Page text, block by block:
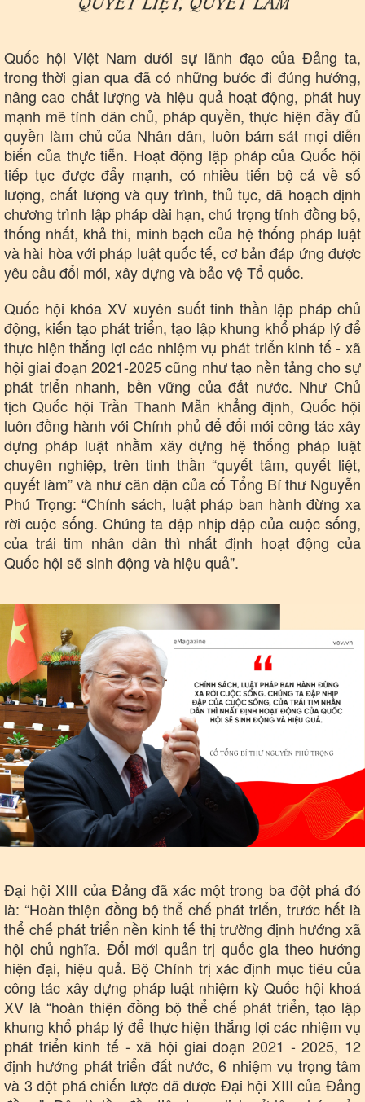
Kinh tế
Bất động sản
Khởi nghiệp
Thị trường
Giá vàng
Tiêu dùng
Tỷ giá
Chứng khoán
Giá cà phê
Quốc hội Việt Nam dưới sự lãnh đạo của Đảng ta,
trong thời gian qua đã có những bước đi đúng hướng,
nâng cao chất lượng và hiệu quả hoạt động, phát huy
mạnh mẽ tính dân chủ, pháp quyền, thực hiện đầy đủ
quyền làm chủ của Nhân dân, luôn bám sát mọi diễn
biến của thực tiễn. Hoạt động lập pháp của Quốc hội
tiếp tục được đẩy mạnh, có nhiều tiến bộ cả về số
lượng, chất lượng và quy trình, thủ tục, đã hoạch định
chương trình lập pháp dài hạn, chú trọng tính đồng bộ,
thống nhất, khả thi, minh bạch của hệ thống pháp luật
và hài hòa với pháp luật quốc tế, cơ bản đáp ứng được
yêu cầu đổi mới, xây dựng và bảo vệ Tổ quốc.
Quốc hội khóa XV xuyên suốt tinh thần lập pháp chủ
động, kiến tạo phát triển, tạo lập khung khổ pháp lý để
thực hiện thắng lợi các nhiệm vụ phát triển kinh tế - xã
hội giai đoạn 2021-2025 cũng như tạo nền tảng cho sự
phát triển nhanh, bền vững của đất nước. Như Chủ
tịch Quốc hội Trần Thanh Mẫn khẳng định, Quốc hội
luôn đồng hành với Chính phủ để đổi mới công tác xây
dựng pháp luật nhằm xây dựng hệ thống pháp luật
chuyên nghiệp, trên tinh thần “quyết tâm, quyết liệt,
quyết làm” và như căn dặn của cố Tổng Bí thư Nguyễn
Phú Trọng: “Chính sách, luật pháp ban hành đừng xa
rời cuộc sống. Chúng ta đập nhịp đập của cuộc sống,
của trái tim nhân dân thì nhất định hoạt động của
Quốc hội sẽ sinh động và hiệu quả".
Đại hội XIII của Đảng đã xác một trong ba đột phá đó
là: “Hoàn thiện đồng bộ thể chế phát triển, trước hết là
thể chế phát triển nền kinh tế thị trường định hướng xã
hội chủ nghĩa. Đổi mới quản trị quốc gia theo hướng
hiện đại, hiệu quả. Bộ Chính trị xác định mục tiêu của
công tác xây dựng pháp luật nhiệm kỳ Quốc hội khoá
XV là “hoàn thiện đồng bộ thể chế phát triển, tạo lập
khung khổ pháp lý để thực hiện thắng lợi các nhiệm vụ
phát triển kinh tế - xã hội giai đoạn 2021 - 2025, 12
định hướng phát triển đất nước, 6 nhiệm vụ trọng tâm
và 3 đột phá chiến lược đã được Đại hội XIII của Đảng